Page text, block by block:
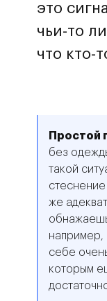
это
чьи-то
что кто-
Простой
без
такой
же
например,
себе
которым